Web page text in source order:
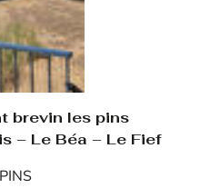
brevin les pins
– Le Béa – Le Fief